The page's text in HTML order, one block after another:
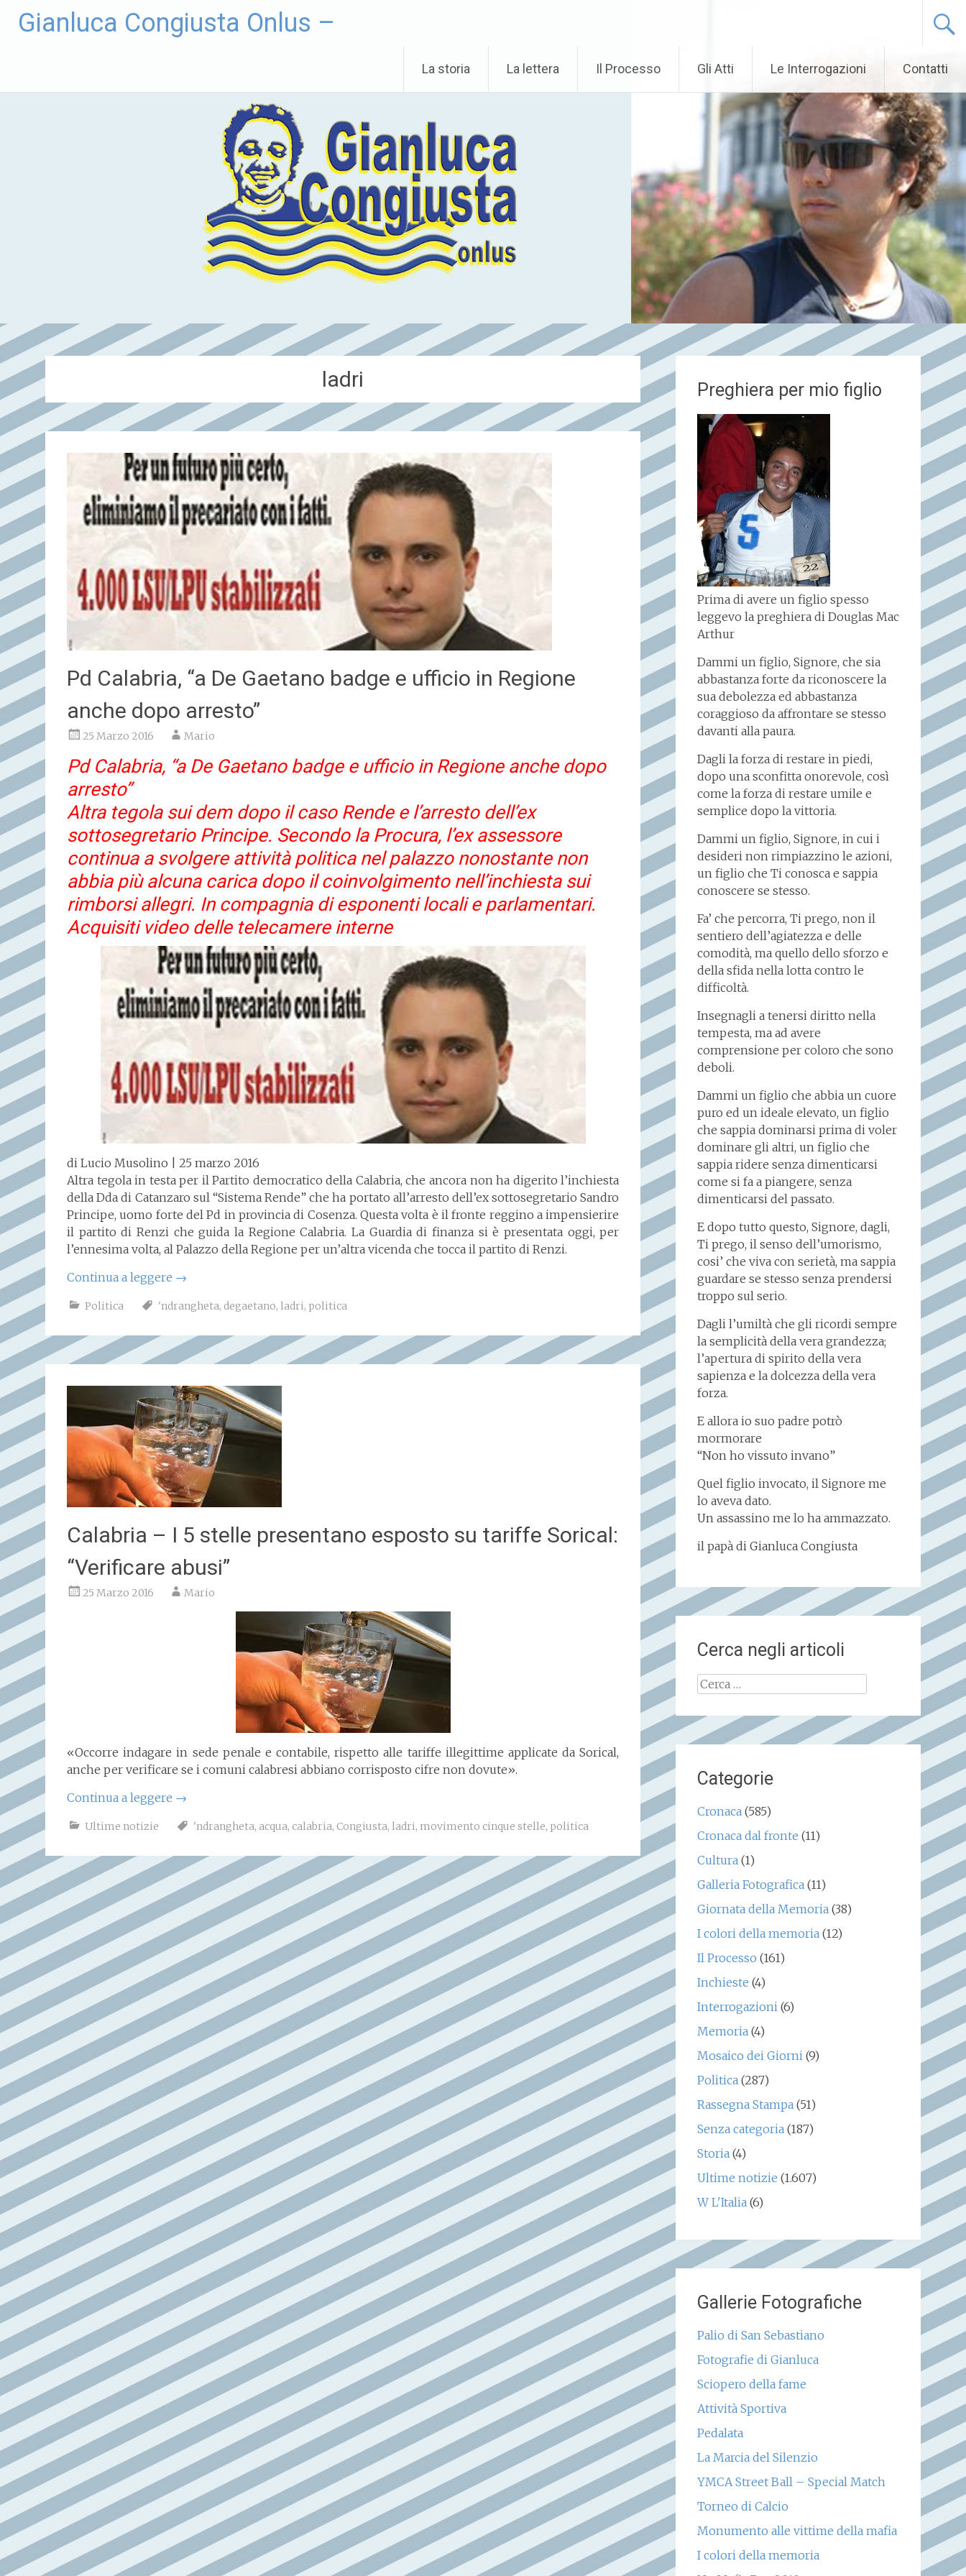
Gianluca Congiusta Onlus –
La storia La lettera Il Processo Gli Atti Le Interrogazioni Contatti
ladri
Pd Calabria, “a De Gaetano badge e ufficio in Regione
anche dopo arresto”
25 Marzo 2016 Mario
Pd Calabria, “a De Gaetano badge e ufficio in Regione anche dopo
arresto”
Altra tegola sui dem dopo il caso Rende e l’arresto dell’ex
sottosegretario Principe. Secondo la Procura, l’ex assessore
continua a svolgere attività politica nel palazzo nonostante non
abbia più alcuna carica dopo il coinvolgimento nell’inchiesta sui
rimborsi allegri. In compagnia di esponenti locali e parlamentari.
Acquisiti video delle telecamere interne
di Lucio Musolino | 25 marzo 2016
Altra tegola in testa per il Partito democratico della Calabria, che ancora non ha digerito l’inchiesta
della Dda di Catanzaro sul “Sistema Rende” che ha portato all’arresto dell’ex sottosegretario Sandro
Principe, uomo forte del Pd in provincia di Cosenza. Questa volta è il fronte reggino a impensierire
il partito di Renzi che guida la Regione Calabria. La Guardia di finanza si è presentata oggi, per
l’ennesima volta, al Palazzo della Regione per un’altra vicenda che tocca il partito di Renzi.
Continua a leggere →
Politica 'ndrangheta, degaetano, ladri, politica
Calabria – I 5 stelle presentano esposto su tariffe Sorical:
“Verificare abusi”
25 Marzo 2016 Mario
«Occorre indagare in sede penale e contabile, rispetto alle tariffe illegittime applicate da Sorical,
anche per verificare se i comuni calabresi abbiano corrisposto cifre non dovute».
Continua a leggere →
Ultime notizie 'ndrangheta, acqua, calabria, Congiusta, ladri, movimento cinque stelle, politica
Preghiera per mio figlio
Prima di avere un figlio spesso
leggevo la preghiera di Douglas Mac
Arthur
Dammi un figlio, Signore, che sia
abbastanza forte da riconoscere la
sua debolezza ed abbastanza
coraggioso da affrontare se stesso
davanti alla paura.
Dagli la forza di restare in piedi,
dopo una sconfitta onorevole, così
come la forza di restare umile e
semplice dopo la vittoria.
Dammi un figlio, Signore, in cui i
desideri non rimpiazzino le azioni,
un figlio che Ti conosca e sappia
conoscere se stesso.
Fa’ che percorra, Ti prego, non il
sentiero dell’agiatezza e delle
comodità, ma quello dello sforzo e
della sfida nella lotta contro le
difficoltà.
Insegnagli a tenersi diritto nella
tempesta, ma ad avere
comprensione per coloro che sono
deboli.
Dammi un figlio che abbia un cuore
puro ed un ideale elevato, un figlio
che sappia dominarsi prima di voler
dominare gli altri, un figlio che
sappia ridere senza dimenticarsi
come si fa a piangere, senza
dimenticarsi del passato.
E dopo tutto questo, Signore, dagli,
Ti prego, il senso dell’umorismo,
cosi’ che viva con serietà, ma sappia
guardare se stesso senza prendersi
troppo sul serio.
Dagli l’umiltà che gli ricordi sempre
la semplicità della vera grandezza;
l’apertura di spirito della vera
sapienza e la dolcezza della vera
forza.
E allora io suo padre potrò
mormorare
“Non ho vissuto invano”
Quel figlio invocato, il Signore me
lo aveva dato.
Un assassino me lo ha ammazzato.
il papà di Gianluca Congiusta
Cerca negli articoli
Ricerca
Categorie
Cronaca(585)
Cronaca dal fronte (11)
Cultura(1)
Galleria Fotografica(11)
Giornata della Memoria(38)
I colori della memoria(12)
Il Processo (161)
Inchieste (4)
Interrogazioni(6)
Memoria(4)
Mosaico dei Giorni(9)
Politica(287)
Rassegna Stampa(51)
Senza categoria(187)
Storia(4)
Ultime notizie (1.607)
W L'Italia(6)
Gallerie Fotografiche
Palio di San Sebastiano
Fotografie di Gianluca
Sciopero della fame
Attività Sportiva
Pedalata
La Marcia del Silenzio
YMCA Street Ball – Special Match
Torneo di Calcio
Monumento alle vittime della mafia
I colori della memoria